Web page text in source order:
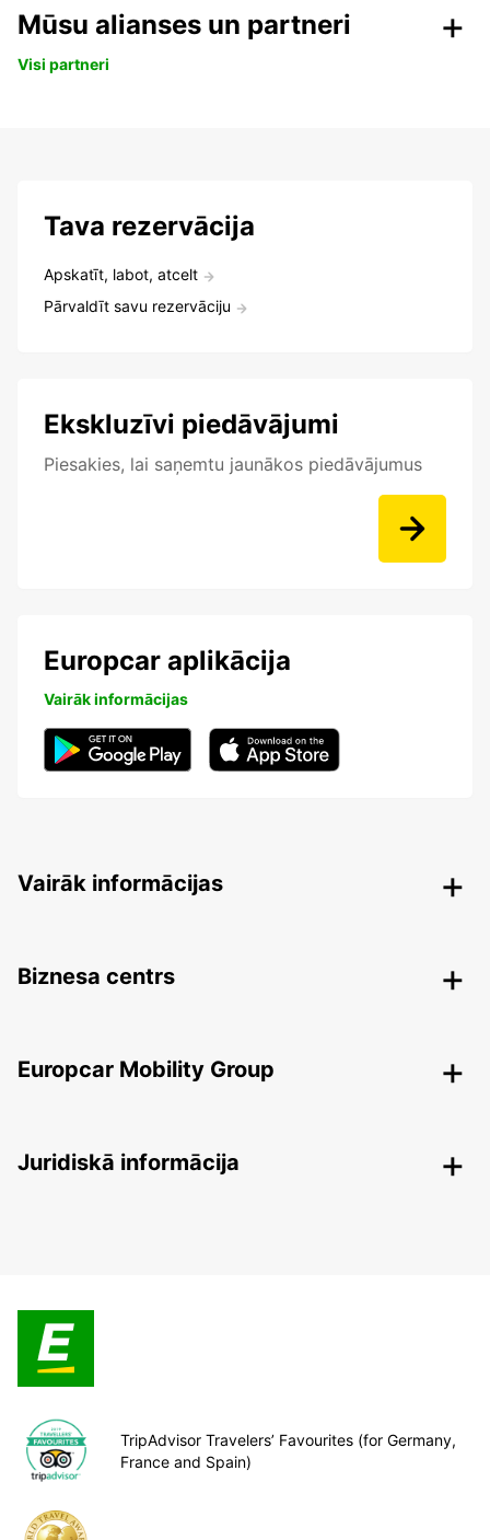
Mūsu alianses un partneri
Visi partneri
Tava rezervācija
Apskatīt, labot, atcelt
Pārvaldīt savu rezervāciju
Ekskluzīvi piedāvājumi
Piesakies, lai saņemtu jaunākos piedāvājumus
Europcar aplikācija
Vairāk informācijas
Vairāk informācijas
Biznesa centrs
Europcar Mobility Group
Juridiskā informācija
TripAdvisor Travelers’ Favourites (for Germany,
France and Spain)